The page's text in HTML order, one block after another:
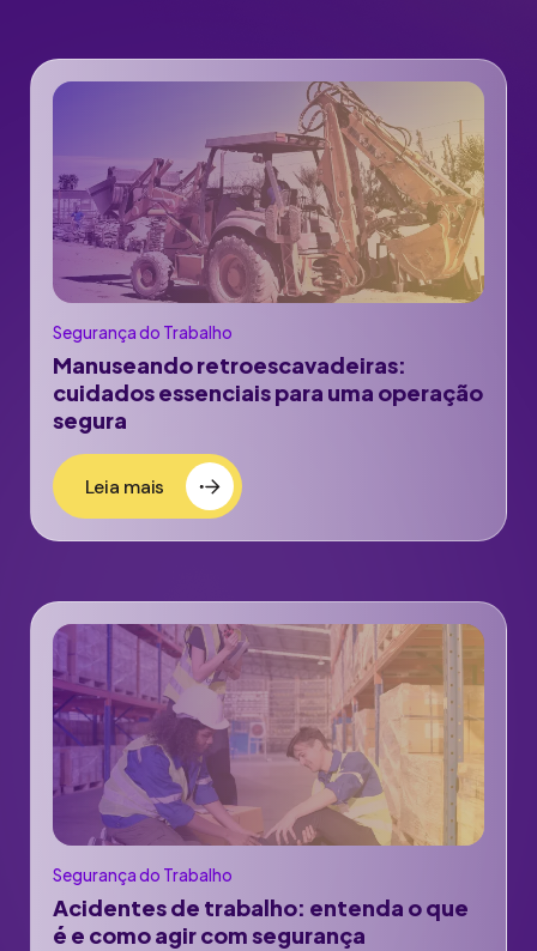
Segurança do Trabalho
Manuseando retroescavadeiras:
cuidados essenciais para uma operação
segura
Leia mais
Segurança do Trabalho
Acidentes de trabalho: entenda o que
é e como agir com segurança